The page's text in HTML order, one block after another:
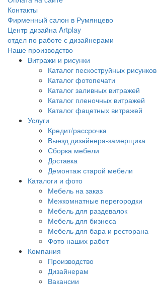
Контакты
Фирменный салон в Румянцево
Центр дизайна Artplay
отдел по работе с дизайнерами
Наше производство
Витражи и рисунки
Каталог пескоструйных рисунков
Каталог фотопечати
Каталог заливных витражей
Каталог пленочных витражей
Каталог фацетных витражей
Услуги
Кредит/рассрочка
Выезд дизайнера-замерщика
Сборка мебели
Доставка
Демонтаж старой мебели
Каталоги и фото
Мебель на заказ
Межкомнатные перегородки
Мебель для раздевалок
Мебель для бизнеса
Мебель для бара и ресторана
Фото наших работ
Компания
Производство
Дизайнерам
Вакансии